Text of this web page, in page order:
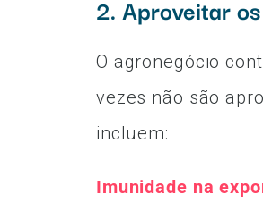
2. Aproveitar
O agronegócio
vezes não são
incluem:
Imunidade na